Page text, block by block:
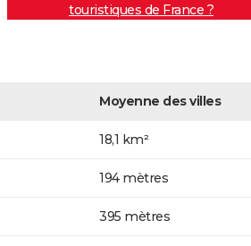
touristiques de France ?
Moyenne des villes
18,1 km²
194 mètres
395 mètres